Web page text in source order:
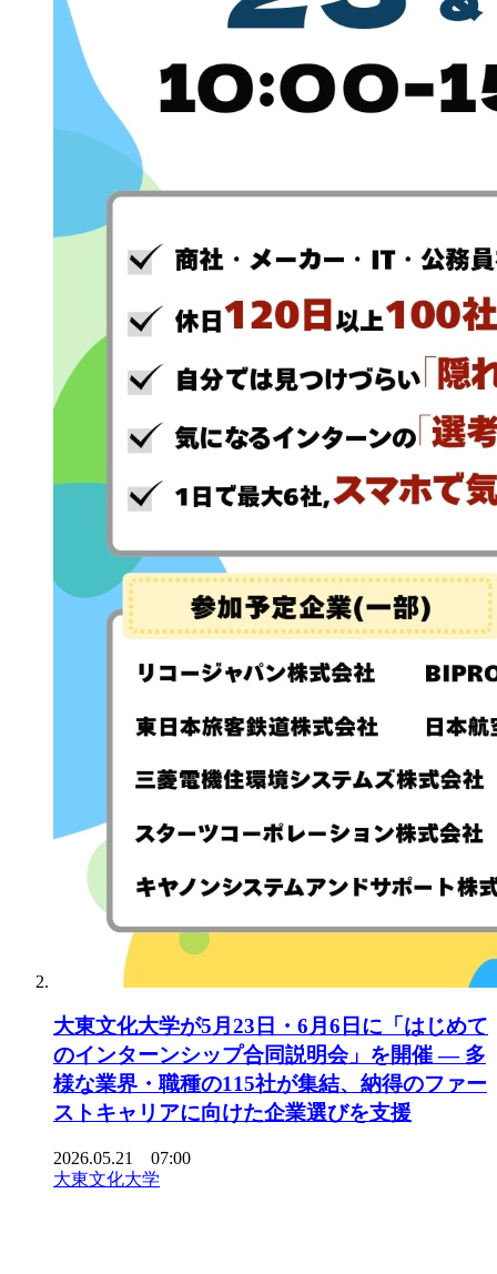
大東文化大学が5月23日・6月6日に「はじめて
のインターンシップ合同説明会」を開催 ― 多
様な業界・職種の115社が集結、納得のファー
ストキャリアに向けた企業選びを支援
2026.05.21 07:00
大東文化大学